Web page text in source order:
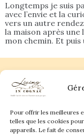
Pour offrir les meilleures
telles que les cookies
appareils. Le fait de
Longtemps je suis
avec l’envie et la
vers un autre
la maison après
mon chemin. Et
Plan du site